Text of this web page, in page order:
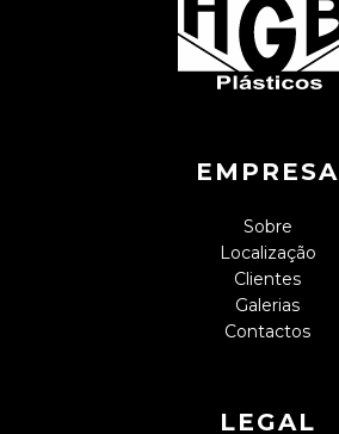
EMPRESA
Sobre
Localização
Clientes
Galerias
Contactos
LEGAL